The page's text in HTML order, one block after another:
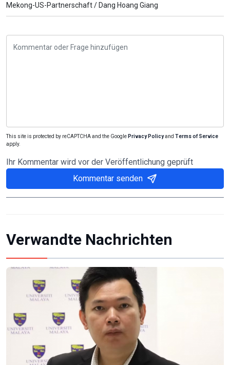
Mekong-US-Partnerschaft / Dang Hoang Giang
This site is protected by reCAPTCHA and the Google Privacy Policyand Terms of Service
apply.
Ihr Kommentar wird vor der Veröffentlichung geprüft
Kommentar senden
Verwandte Nachrichten